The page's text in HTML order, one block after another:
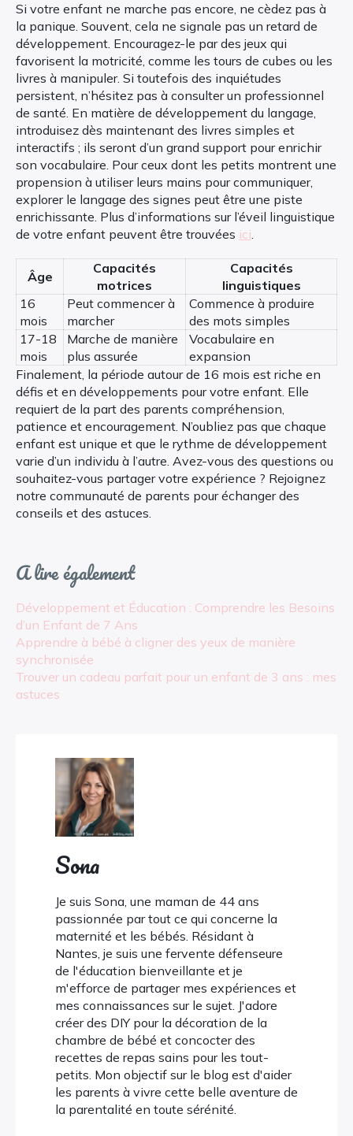
Si votre enfant ne marche pas encore, ne cèdez pas à
la panique. Souvent, cela ne signale pas un retard de
développement. Encouragez-le par des jeux qui
favorisent la motricité, comme les tours de cubes ou les
livres à manipuler. Si toutefois des inquiétudes
persistent, n’hésitez pas à consulter un professionnel
de santé. En matière de développement du langage,
introduisez dès maintenant des livres simples et
interactifs ; ils seront d’un grand support pour enrichir
son vocabulaire. Pour ceux dont les petits montrent une
propension à utiliser leurs mains pour communiquer,
explorer le langage des signes peut être une piste
enrichissante. Plus d’informations sur l’éveil linguistique
de votre enfant peuvent être trouvées ici.
Âge
Capacités
motrices
Capacités
linguistiques
16
mois
Peut commencer à
marcher
Commence à produire
des mots simples
17-18
mois
Marche de manière
plus assurée
Vocabulaire en
expansion
Finalement, la période autour de 16 mois est riche en
défis et en développements pour votre enfant. Elle
requiert de la part des parents compréhension,
patience et encouragement. N’oubliez pas que chaque
enfant est unique et que le rythme de développement
varie d’un individu à l’autre. Avez-vous des questions ou
souhaitez-vous partager votre expérience ? Rejoignez
notre communauté de parents pour échanger des
conseils et des astuces.
A lire également
Développement et Éducation : Comprendre les Besoins
d’un Enfant de 7 Ans
Apprendre à bébé à cligner des yeux de manière
synchronisée
Trouver un cadeau parfait pour un enfant de 3 ans : mes
astuces
Sona
Je suis Sona, une maman de 44 ans
passionnée par tout ce qui concerne la
maternité et les bébés. Résidant à
Nantes, je suis une fervente défenseure
de l'éducation bienveillante et je
m'efforce de partager mes expériences et
mes connaissances sur le sujet. J'adore
créer des DIY pour la décoration de la
chambre de bébé et concocter des
recettes de repas sains pour les tout-
petits. Mon objectif sur le blog est d'aider
les parents à vivre cette belle aventure de
la parentalité en toute sérénité.